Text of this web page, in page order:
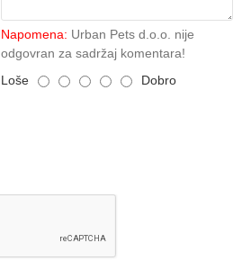
Napomena: Urban Pets d.o.o. nije
odgovran za sadržaj komentara!
Loše Dobro